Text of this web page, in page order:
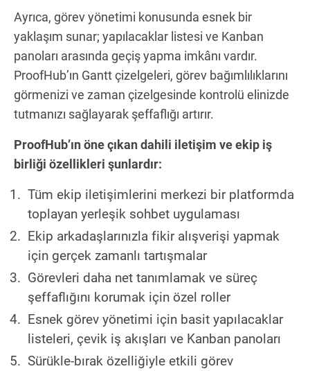
Ayrıca, görev yönetimi konusunda esnek bir
yaklaşım sunar; yapılacaklar listesi ve Kanban
panoları arasında geçiş yapma imkânı vardır.
ProofHub’ın Gantt çizelgeleri, görev bağımlılıklarını
görmenizi ve zaman çizelgesinde kontrolü elinizde
tutmanızı sağlayarak şeffaflığı artırır.
ProofHub’ın öne çıkan dahili iletişim ve ekip iş
birliği özellikleri şunlardır:
Tüm ekip iletişimlerini merkezi bir platformda
toplayan yerleşik sohbet uygulaması
Ekip arkadaşlarınızla fikir alışverişi yapmak
için gerçek zamanlı tartışmalar
Görevleri daha net tanımlamak ve süreç
şeffaflığını korumak için özel roller
Esnek görev yönetimi için basit yapılacaklar
listeleri, çevik iş akışları ve Kanban panoları
Sürükle-bırak özelliğiyle etkili görev